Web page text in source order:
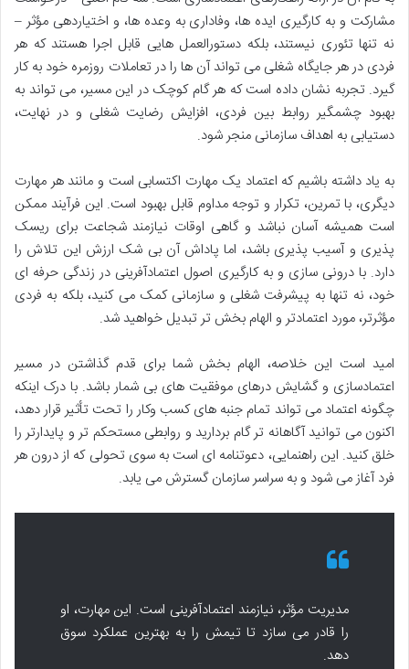
مشارکت و به کارگیری ایده ها، وفاداری به وعده ها، و اختیاردهی مؤثر –
نه تنها تئوری نیستند، بلکه دستورالعمل هایی قابل اجرا هستند که هر
فردی در هر جایگاه شغلی می تواند آن ها را در تعاملات روزمره خود به کار
گیرد. تجربه نشان داده است که هر گام کوچک در این مسیر، می تواند به
بهبود چشمگیر روابط بین فردی، افزایش رضایت شغلی و در نهایت،
دستیابی به اهداف سازمانی منجر شود.
به یاد داشته باشیم که اعتماد یک مهارت اکتسابی است و مانند هر مهارت
دیگری، با تمرین، تکرار و توجه مداوم قابل بهبود است. این فرآیند ممکن
است همیشه آسان نباشد و گاهی اوقات نیازمند شجاعت برای ریسک
پذیری و آسیب پذیری باشد، اما پاداش آن بی شک ارزش این تلاش را
دارد. با درونی سازی و به کارگیری اصول اعتمادآفرینی در زندگی حرفه ای
خود، نه تنها به پیشرفت شغلی و سازمانی کمک می کنید، بلکه به فردی
مؤثرتر، مورد اعتمادتر و الهام بخش تر تبدیل خواهید شد.
امید است این خلاصه، الهام بخش شما برای قدم گذاشتن در مسیر
اعتمادسازی و گشایش درهای موفقیت های بی شمار باشد. با درک اینکه
چگونه اعتماد می تواند تمام جنبه های کسب وکار را تحت تأثیر قرار دهد،
اکنون می توانید آگاهانه تر گام بردارید و روابطی مستحکم تر و پایدارتر را
خلق کنید. این راهنمایی، دعوتنامه ای است به سوی تحولی که از درون هر
فرد آغاز می شود و به سراسر سازمان گسترش می یابد.
مدیریت مؤثر، نیازمند اعتمادآفرینی است. این مهارت، او
را قادر می سازد تا تیمش را به بهترین عملکرد سوق
دهد.